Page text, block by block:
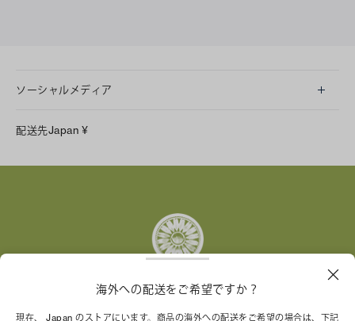
ソーシャルメディア
Facebook
配送先Japan ¥
トリー バーチ財団は、女性起業家が持続可能な企業を築
海外への配送をご希望ですか？
現在、 Japan のストアにいます。商品の海外への配送をご希望の場合は、下記